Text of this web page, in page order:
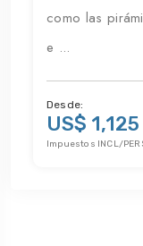
como las
e ...
Desde:
US$ 1,125
Impuestos INCL/